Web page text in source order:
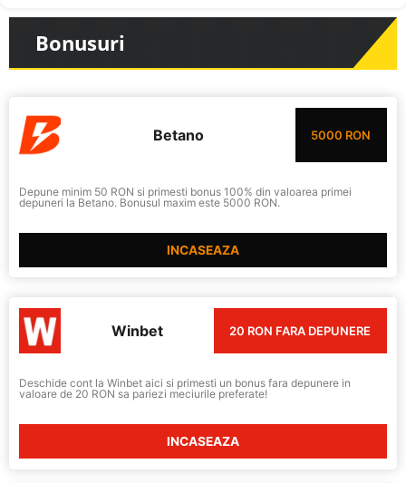
Bonusuri
Betano 5000 RON
Depune minim 50 RON si primesti bonus 100% din valoarea primei
depuneri la Betano. Bonusul maxim este 5000 RON.
INCASEAZA
Winbet 20 RON FARA DEPUNERE
Deschide cont la Winbet aici si primesti un bonus fara depunere in
valoare de 20 RON sa pariezi meciurile preferate!
INCASEAZA